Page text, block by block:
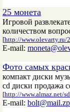
25 монета
Игровой
количеством
[http://www.olevarty.ru/
E-mail:
Фото самых
компакт диски
cd диски продажа
[http://www.almaz.net/
E-mail: